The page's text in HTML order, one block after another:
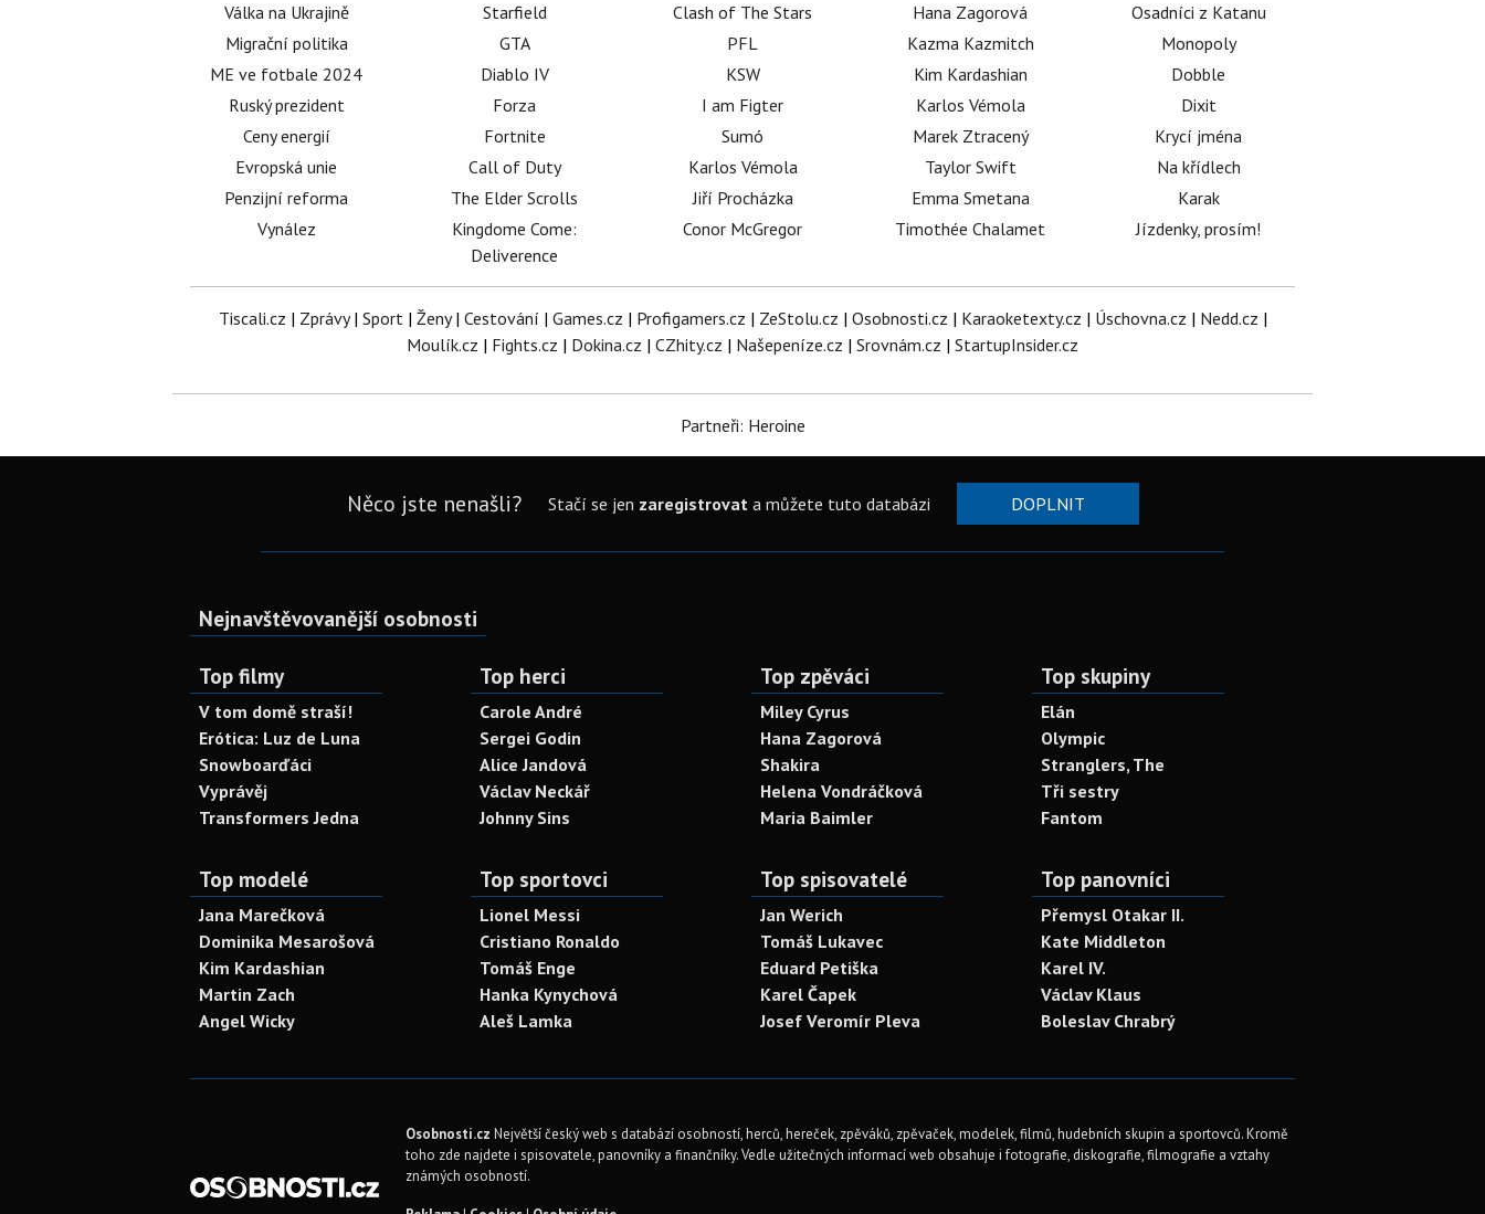
Válka na Ukrajině
Migrační politika
ME ve fotbale 2024
Ruský prezident
Ceny energií
Evropská unie
Penzijní reforma
Vynález
Starfield
GTA
Diablo IV
Forza
Fortnite
Call of Duty
The Elder Scrolls
Kingdome Come:
Deliverence
Clash of The Stars
PFL
KSW
I am Figter
Sumó
Karlos Vémola
Jiří Procházka
Conor McGregor
Hana Zagorová
Kazma Kazmitch
Kim Kardashian
Karlos Vémola
Marek Ztracený
Taylor Swift
Emma Smetana
Timothée Chalamet
Osadníci z Katanu
Monopoly
Dobble
Dixit
Krycí jména
Na křídlech
Karak
Jízdenky, prosím!
Tiscali.cz | Zprávy| Sport| Ženy| Cestování | Games.cz | Profigamers.cz | ZeStolu.cz | Osobnosti.cz | Karaoketexty.cz | Úschovna.cz | Nedd.cz |
Moulík.cz | Fights.cz | Dokina.cz | CZhity.cz | Našepeníze.cz | Srovnám.cz | StartupInsider.cz
Partneři: Heroine
Něco jste nenašli? Stačí se jen zaregistrovata můžete tuto databázi DOPLNIT
Nejnavštěvovanější osobnosti
Top filmy
V tom domě straší!
Erótica: Luz de Luna
Snowboarďáci
Vyprávěj
Transformers Jedna
Top herci
Carole André
Sergei Godin
Alice Jandová
Václav Neckář
Johnny Sins
Top zpěváci
Miley Cyrus
Hana Zagorová
Shakira
Helena Vondráčková
Maria Baimler
Top skupiny
Elán
Olympic
Stranglers, The
Tři sestry
Fantom
Top modelé
Jana Marečková
Dominika Mesarošová
Kim Kardashian
Martin Zach
Angel Wicky
Top sportovci
Lionel Messi
Cristiano Ronaldo
Tomáš Enge
Hanka Kynychová
Aleš Lamka
Top spisovatelé
Jan Werich
Tomáš Lukavec
Eduard Petiška
Karel Čapek
Josef Veromír Pleva
Top panovníci
Přemysl Otakar II.
Kate Middleton
Karel IV.
Václav Klaus
Boleslav Chrabrý
Osobnosti.cz Největší český web s databází osobností, herců, hereček, zpěváků, zpěvaček, modelek, filmů, hudebních skupin a sportovců. Kromě
toho zde najdete i spisovatele, panovníky a finančníky. Vedle užitečných informací web obsahuje i fotografie, diskografie, filmografie a vztahy
známých osobností.